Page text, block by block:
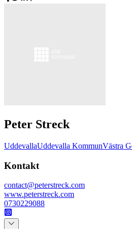
Peter Streck
UddevallaUddevalla KommunVästra
Kontakt
contact@peterstreck.com
www.peterstreck.com
0730229088